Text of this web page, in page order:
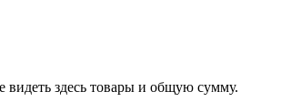
видеть здесь товары и общую сумму.